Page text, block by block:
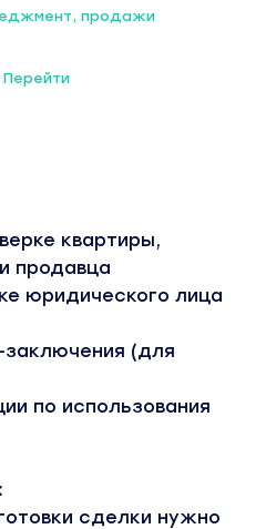
продажи
Перейти
квартиры,
продавца
юридического лица
(для
по использования
сделки нужно